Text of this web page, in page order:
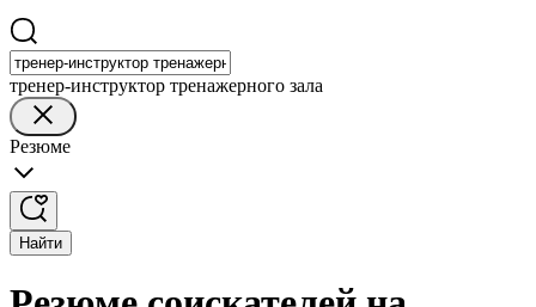
тренер-инструктор тренажерного зала
Резюме
Найти